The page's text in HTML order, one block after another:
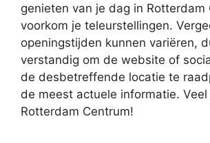
genieten van je dag in Rotterdam
voorkom je teleurstellingen.
openingstijden kunnen variëren,
verstandig om de website of
de desbetreffende locatie te
de meest actuele informatie. Veel
Rotterdam Centrum!